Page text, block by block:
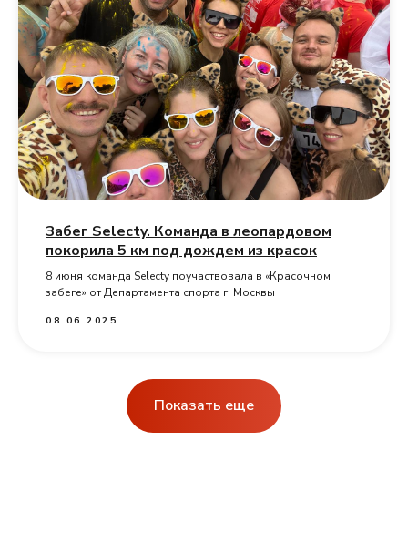
Забег Selecty. Команда в леопардовом
покорила 5 км под дождем из красок
8 июня команда Selecty поучаствовала в «Красочном
забеге» от Департамента спорта г. Москвы
08.06.2025
Показать еще